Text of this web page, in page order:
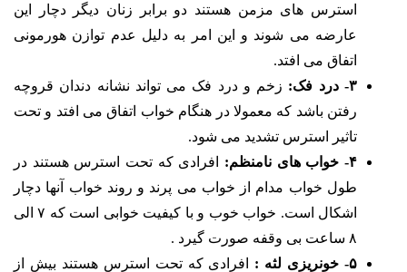
استرس های مزمن هستند دو برابر زنان دیگر دچار این
عارضه می شوند و این امر به دلیل عدم توازن هورمونی
اتفاق می افتد.
۳- درد فک:
زخم و درد فک می تواند نشانه دندان قروچه
رفتن باشد که معمولا در هنگام خواب اتفاق می افتد و تحت
تاثیر استرس تشدید می شود.
۴- خواب های نامنظم:
افرادی که تحت استرس هستند در
طول خواب مدام از خواب می پرند و روند خواب آنها دچار
اشکال است. خواب خوب و با کیفیت خوابی است که ۷ الی
۸ ساعت بی وقفه صورت گیرد .
۵- خونریزی لثه :
افرادی که تحت استرس هستند بیش از